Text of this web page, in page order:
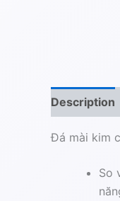
Description
Đá mài kim
So